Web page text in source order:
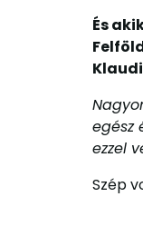
És
egész
ezzel
Szép